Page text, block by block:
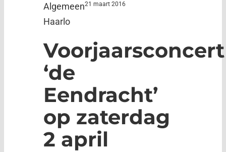
Algemeen
Haarlo
21 maart 2016
Voorjaarsconcert
‘de
Eendracht’
op zaterdag
2 april